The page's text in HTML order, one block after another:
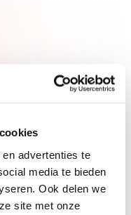
advertenties te
media te bieden
Ook delen we
site met onze